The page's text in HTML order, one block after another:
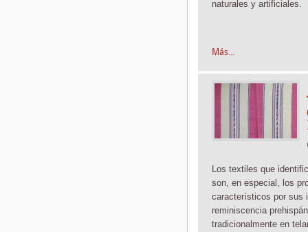
naturales y artificiales.
Más...
Los textiles que
son, en especial, los
característicos por sus
reminiscencia
tradicionalmente en